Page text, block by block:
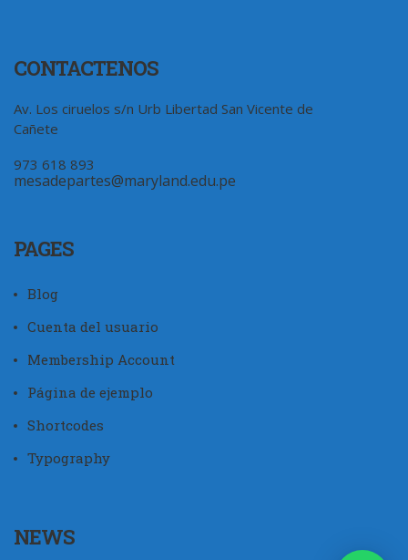
CONTACTENOS
Av. Los ciruelos s/n Urb Libertad San Vicente de
Cañete
973 618 893
mesadepartes@maryland.edu.pe
PAGES
Blog
Cuenta del usuario
Membership Account
Página de ejemplo
Shortcodes
Typography
NEWS